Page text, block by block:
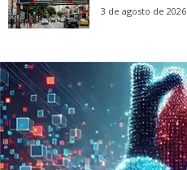
3 de agosto de 2026